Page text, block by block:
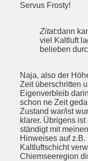
Servus Frosty!
Zitat:dann
viel Kaltluft
belieben
Naja, also der
Zeit überschritten
Eigenverbleib
schon ne Zeit
Zustand war/ist
klarer. Übrigens
ständigt mit
Hinweises auf
Kaltluftschicht
Chiemseeregion